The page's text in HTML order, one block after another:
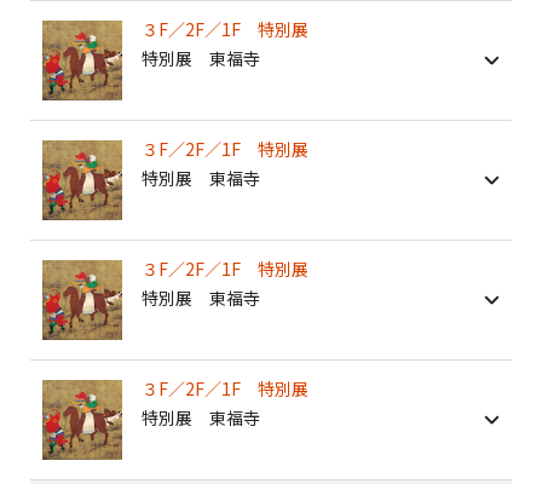
３F／2F／1F 特別展
特別展 東福寺
３F／2F／1F 特別展
特別展 東福寺
３F／2F／1F 特別展
特別展 東福寺
３F／2F／1F 特別展
特別展 東福寺